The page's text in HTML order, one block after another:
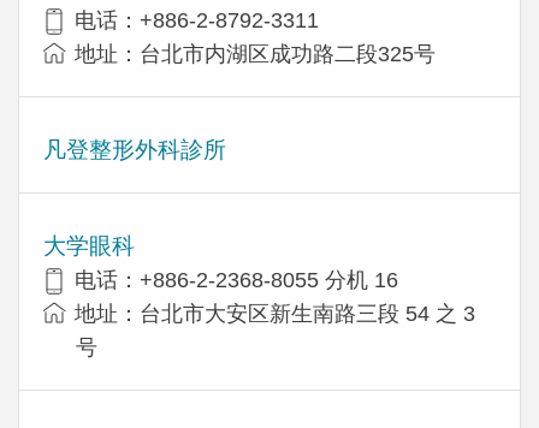
电话：+886-2-8792-3311
地址：台北市内湖区成功路二段325号
凡登整形外科診所
大学眼科
电话：+886-2-2368-8055 分机 16
地址：台北市大安区新生南路三段 54 之 3
号